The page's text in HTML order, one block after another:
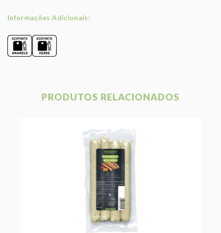
Informações Adicionais:
PRODUTOS RELACIONADOS